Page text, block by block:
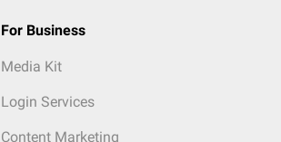
For Business
Media Kit
Login Services
Content Marketing